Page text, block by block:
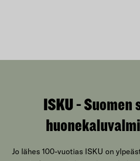
ISKU - Suomen
Jo lähes 100-vuotias ISKU on